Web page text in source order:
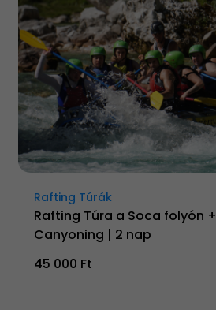
Rafting Túrák
Rafting Túra a Soca folyón +
Canyoning | 2 nap
45 000 Ft